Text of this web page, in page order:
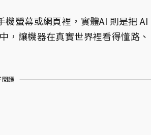
螢幕或網頁裡，實體AI 則是把 AI
，讓機器在真實世界裡看得懂路、
讀